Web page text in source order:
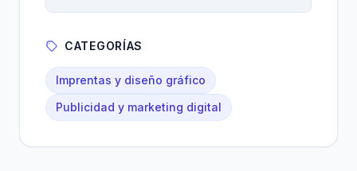
CATEGORÍAS
Imprentas y diseño gráfico
Publicidad y marketing digital